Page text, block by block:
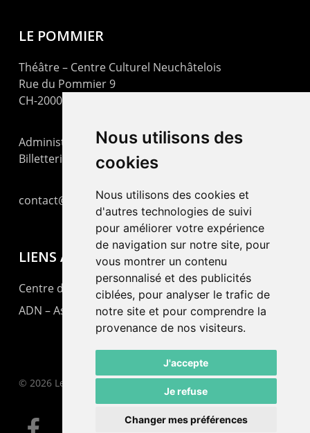
Nous utilisons des
cookies
Nous utilisons des cookies et
d'autres technologies de suivi
pour améliorer votre expérience
de navigation sur notre site, pour
vous montrer un contenu
personnalisé et des publicités
ciblées, pour analyser le trafic de
notre site et pour comprendre la
provenance de nos visiteurs.
J'accepte
Je refuse
Changer mes préférences
LE POMMIER
Théâtre – Centre Culturel Neuchâtelois
Rue du Pommier 9
CH-2000 Neuchâtel
Administration : +41 32 725 03 03
Billetterie : +41 32 725 05 05
contact@lepommier.ch
LIENS AMIS
Centre de culture ABC
ADN – Association Danse Neuchâtel
© 2026 Le Pommier.
facebook email